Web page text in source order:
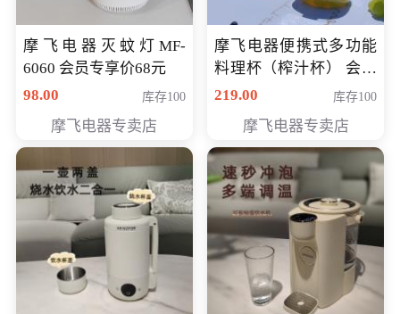
摩飞电器灭蚊灯MF-
6060 会员专享价68元
98.00
库存100
摩飞电器专卖店
摩飞电器便携式多功能
料理杯（榨汁杯） 会员
专享价118元
219.00 库存100
摩飞电器专卖店